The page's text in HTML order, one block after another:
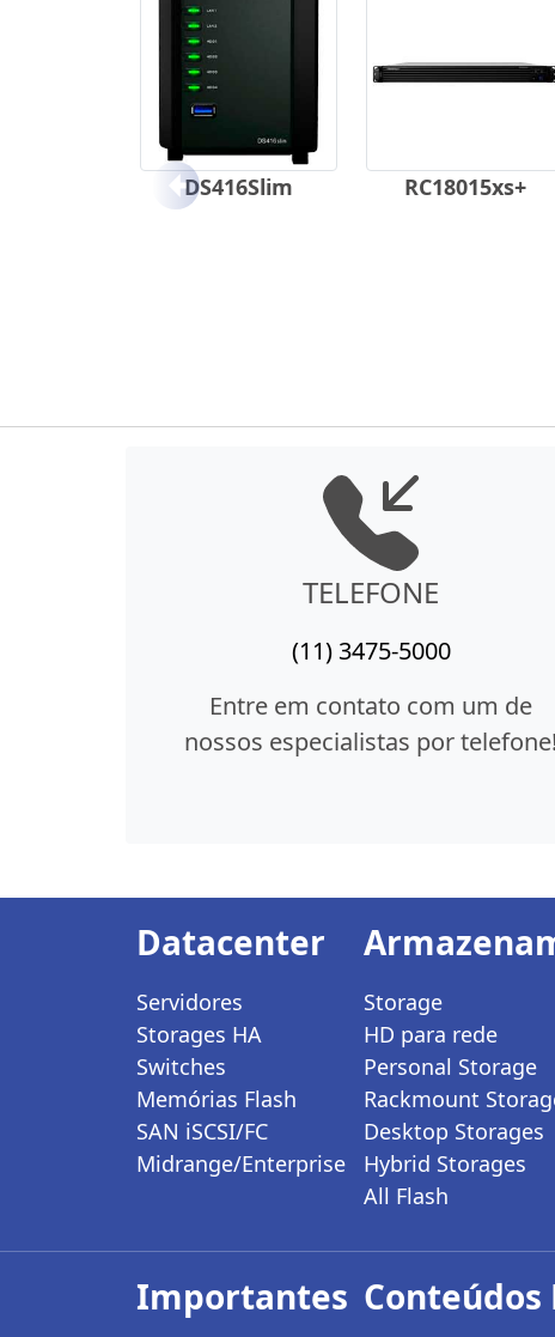
DS416Slim RC18015xs+
Anterior
TELEFONE
(11) 3475-5000
Entre em contato com um de
nossos especialistas por telefone!
Datacenter
Servidores
Storages HA
Switches
Memórias Flash
SAN iSCSI/FC
Midrange/Enterprise
Storage
HD para rede
Personal Storage
Rackmount
Desktop Storages
Hybrid Storages
All Flash
Importantes Conteúdos